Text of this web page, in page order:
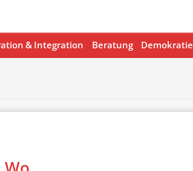
& Integration Beratung Demokratie